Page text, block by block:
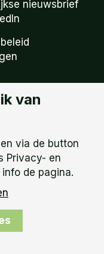
nieuwsbrief
51738759 –
|
van
via de button
Privacy- en
de pagina.